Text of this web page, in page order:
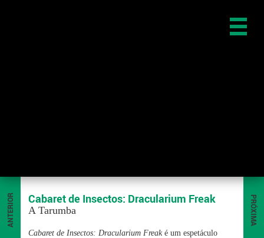
PRÓXIMA
ANTERIOR Cabaret de Insectos: Dracularium Freak
A Tarumba
Cabaret de Insectos: Dracularium Freaké um espetáculo